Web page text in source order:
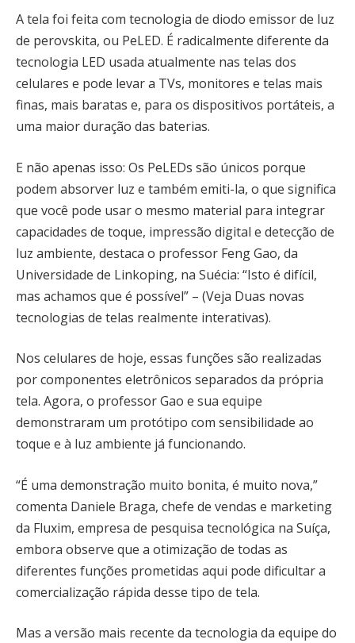
A tela foi feita com tecnologia de diodo emissor de luz
de perovskita, ou PeLED. É radicalmente diferente da
tecnologia LED usada atualmente nas telas dos
celulares e pode levar a TVs, monitores e telas mais
finas, mais baratas e, para os dispositivos portáteis, a
uma maior duração das baterias.
E não apenas isso: Os PeLEDs são únicos porque
podem absorver luz e também emiti-la, o que significa
que você pode usar o mesmo material para integrar
capacidades de toque, impressão digital e detecção de
luz ambiente, destaca o professor Feng Gao, da
Universidade de Linkoping, na Suécia: “Isto é difícil,
mas achamos que é possível” – (Veja Duas novas
tecnologias de telas realmente interativas).
Nos celulares de hoje, essas funções são realizadas
por componentes eletrônicos separados da própria
tela. Agora, o professor Gao e sua equipe
demonstraram um protótipo com sensibilidade ao
toque e à luz ambiente já funcionando.
“É uma demonstração muito bonita, é muito nova,”
comenta Daniele Braga, chefe de vendas e marketing
da Fluxim, empresa de pesquisa tecnológica na Suíça,
embora observe que a otimização de todas as
diferentes funções prometidas aqui pode dificultar a
comercialização rápida desse tipo de tela.
Mas a versão mais recente da tecnologia da equipe do